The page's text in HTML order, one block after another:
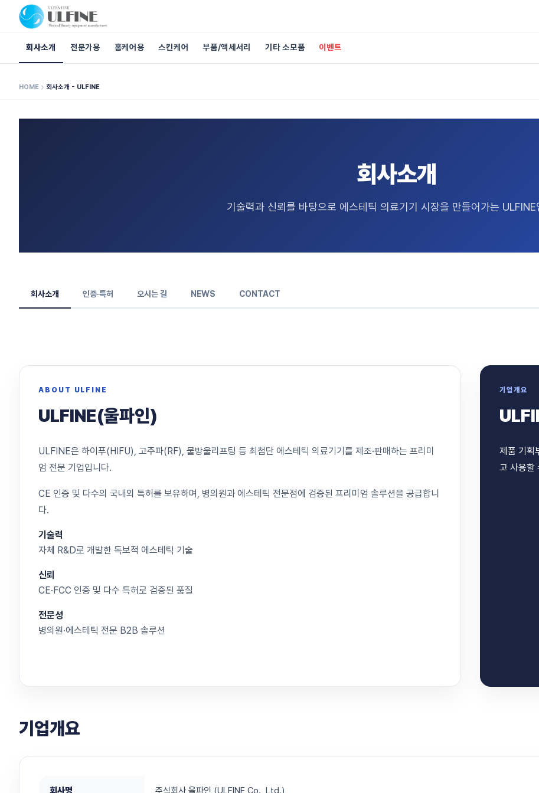
회사소개 전문가용 홈케어용 스킨케어 부품/액세서리 기타 소모품 이벤트
HOME 회사소개 - ULFINE
회사소개
기술력과 신뢰를 바탕으로 에스테틱 의료기기 시장을 만들어가는 ULFINE
회사소개 인증·특허 오시는 길 NEWS CONTACT
ABOUT ULFINE
ULFINE(울파인)
ULFINE은 하이푸(HIFU), 고주파(RF), 물방울리프팅 등 최첨단 에스테틱 의료기기를 제조·판매하는 프리미
엄 전문 기업입니다.
CE 인증 및 다수의 국내외 특허를 보유하며, 병의원과 에스테틱 전문점에 검증된 프리미엄 솔루션을 공급합니
다.
기술력
자체 R&D로 개발한 독보적 에스테틱 기술
신뢰
CE·FCC 인증 및 다수 특허로 검증된 품질
전문성
병의원·에스테틱 전문 B2B 솔루션
기업개요
제품 기획
고 사용할
기업개요
회사명 주식회사 울파인 (ULFINE Co., Ltd.)